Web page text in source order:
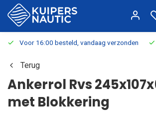
Voor 16:00 besteld, vandaag verzonden
Terug
Ankerrol Rvs
met Blokkering